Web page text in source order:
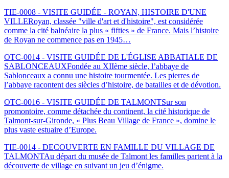
TIE-0008 - VISITE GUIDÉE - ROYAN, HISTOIRE D'UNE
VILLERoyan, classée "ville d'art et d'histoire", est considérée
comme la cité balnéaire la plus « fifties » de France. Mais l’histoire
de Royan ne commence pas en 1945…
OTC-0014 - VISITE GUIDÉE DE L'ÉGLISE ABBATIALE DE
SABLONCEAUXFondée au XIIème siècle, l’abbaye de
Sablonceaux a connu une histoire tourmentée. Les pierres de
l’abbaye racontent des siècles d’histoire, de batailles et de dévotion.
OTC-0016 - VISITE GUIDÉE DE TALMONTSur son
promontoire, comme détachée du continent, la cité historique de
Talmont-sur-Gironde, « Plus Beau Village de France », domine le
plus vaste estuaire d’Europe.
TIE-0014 - DECOUVERTE EN FAMILLE DU VILLAGE DE
TALMONTAu départ du musée de Talmont les familles partent à la
découverte de village en suivant un jeu d’énigme.